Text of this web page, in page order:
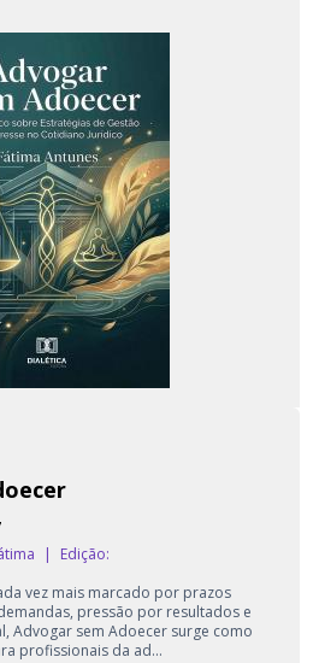
|
Edição:
vez mais marcado por prazos
pressão por resultados e
Advogar sem Adoecer surge como
profissionais da ad...